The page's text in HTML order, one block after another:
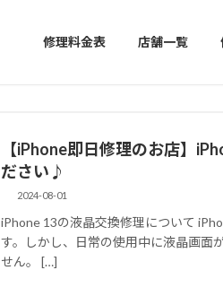
修理料金表 店舗一覧
【iPhone即日修理のお店】
ださい♪
2024-08-01
iPhone 13の液晶交換修理について
す。しかし、日常の使用中に液晶画面
せん。 […]